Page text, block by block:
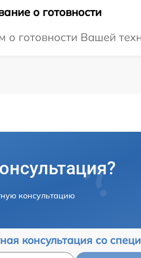
о готовности
готовности Вашей
консультацию
консультация со